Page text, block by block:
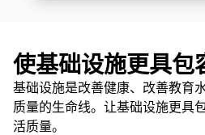
使基础设施更具包
基础设施是改善健康、改善教育
质量的生命线。让基础设施更具
活质量。